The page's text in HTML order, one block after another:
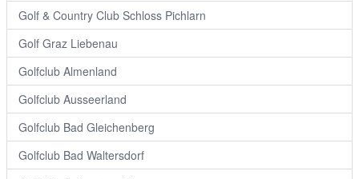
Golf & Country Club Schloss Pichlarn
Golf Graz Liebenau
Golfclub Almenland
Golfclub Ausseerland
Golfclub Bad Gleichenberg
Golfclub Bad Waltersdorf